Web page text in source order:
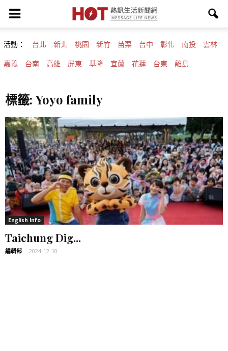
活動： 台北 新北 桃園 新竹 苗栗 台中 彰化 南投 雲林
嘉義 台南 高雄 屏東 基隆 宜蘭 花蓮 台東 離島
標籤: Yoyo family
English Info
Taichung Dig...
編輯部 - 2024-12-10